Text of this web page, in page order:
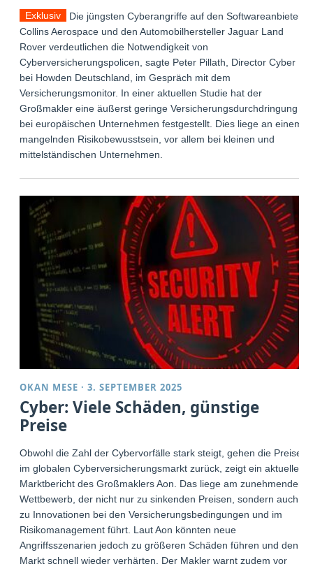
Exklusiv
Die jüngsten Cyberangriffe auf den Softwareanbieter
Collins Aerospace und den Automobilhersteller Jaguar Land
Rover verdeutlichen die Notwendigkeit von
Cyberversicherungspolicen, sagte Peter Pillath, Director Cyber
bei Howden Deutschland, im Gespräch mit dem
Versicherungsmonitor. In einer aktuellen Studie hat der
Großmakler eine äußerst geringe Versicherungsdurchdringung
bei europäischen Unternehmen festgestellt. Dies liege an einem
mangelnden Risikobewusstsein, vor allem bei kleinen und
mittelständischen Unternehmen.
OKAN MESE ·3. SEPTEMBER 2025
Cyber: Viele Schäden, günstige
Preise
Obwohl die Zahl der Cybervorfälle stark steigt, gehen die Preise
im globalen Cyberversicherungsmarkt zurück, zeigt ein aktueller
Marktbericht des Großmaklers Aon. Das liege am zunehmenden
Wettbewerb, der nicht nur zu sinkenden Preisen, sondern auch
zu Innovationen bei den Versicherungsbedingungen und im
Risikomanagement führt. Laut Aon könnten neue
Angriffsszenarien jedoch zu größeren Schäden führen und den
Markt schnell wieder verhärten. Der Makler warnt zudem vor